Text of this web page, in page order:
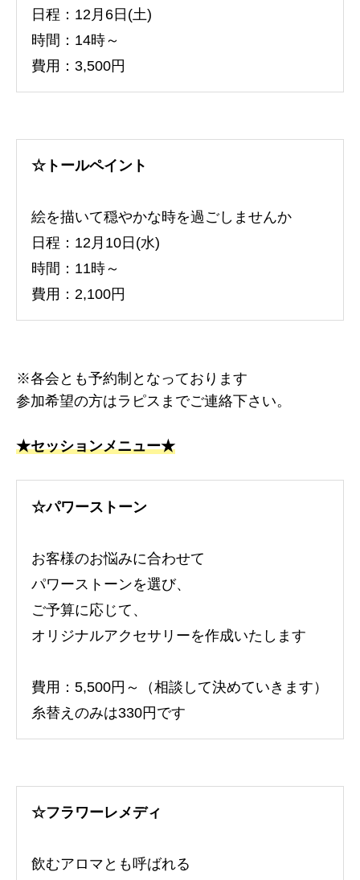
日程：12月6日(土)
時間：14時～
費用：3,500円
☆トールペイント
絵を描いて穏やかな時を過ごしませんか
日程：12月10日(水)
時間：11時～
費用：2,100円
※各会とも予約制となっております
参加希望の方はラピスまでご連絡下さい。
★セッションメニュー★
☆パワーストーン
お客様のお悩みに合わせて
パワーストーンを選び、
ご予算に応じて、
オリジナルアクセサリーを作成いたします
費用：5,500円～（相談して決めていきます）
糸替えのみは330円です
☆フラワーレメディ
飲むアロマとも呼ばれる